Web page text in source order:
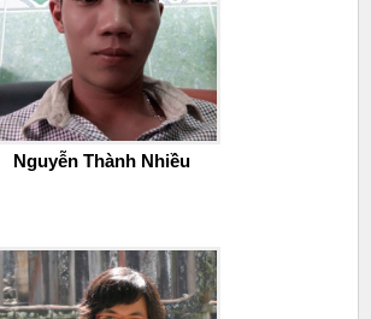
Nguyễn Thành Nhiều